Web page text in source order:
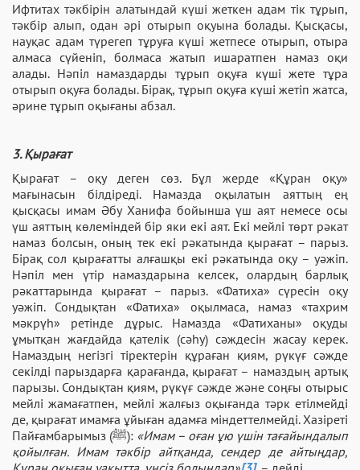
Ифтитах тәкбірін алатындай күші жеткен адам тік тұрып,
тәкбір алып, одан әрі отырып оқуына болады. Қысқасы,
науқас адам түрегеп тұруға күші жетпесе отырып, отыра
алмаса сүйеніп, болмаса жатып ишаратпен намаз оқи
алады. Нәпіл намаздарды тұрып оқуға күші жете тұра
отырып оқуға болады. Бірақ, тұрып оқуға күші жетіп жатса,
әрине тұрып оқығаны абзал.
3. Қырағат
Қырағат – оқу деген сөз. Бұл жерде «Құран оқу»
мағынасын білдіреді. Намазда оқылатын аяттың ең
қысқасы имам Әбу Ханифа бойынша үш аят немесе осы
үш аяттың көлеміндей бір яки екі аят. Екі мейлі төрт рәкат
намаз болсын, оның тек екі рәкатында қырағат – парыз.
Бірақ сол қырағатты алғашқы екі рәкатында оқу – уәжіп.
Нәпіл мен үтір намаздарына келсек, олардың барлық
рәкаттарында қырағат – парыз. «Фатиха» сүресін оқу
уәжіп. Сондықтан «Фатиха» оқылмаса, намаз «тахрим
мәкрүһ» ретінде дұрыс. Намазда «Фатиханы» оқуды
ұмытқан жағдайда қателік (сәһу) сәждесін жасау керек.
Намаздың негізгі тіректерін құраған қиям, рүкүғ сәжде
секілді парыздарға қарағанда, қырағат – намаздың артық
парызы. Сондықтан қиям, рүкүғ сәжде және соңғы отырыс
мейлі жамағатпен, мейлі жалғыз оқығанда тәрк етілмейді
де, қырағат имамға ұйыған адамға міндеттелмейді. Хазіреті
Пайғамбарымыз (ﷺ): «Имам – оған ұю үшін тағайындалып
қойылған. Имам тәкбір айтқанда, сендер де айтыңдар,